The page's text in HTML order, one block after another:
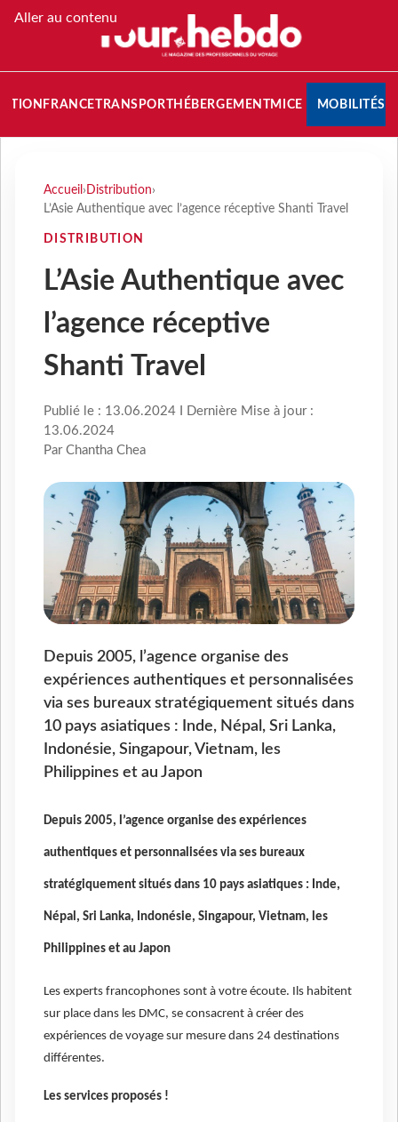
Aller au contenu
FRANCETRANSPORT HÉBERGEMENTMICE MOBILITÉS
Accueil › Distribution›
L’Asie Authentique avec l’agence réceptive Shanti Travel
DISTRIBUTION
L’Asie Authentique avec
l’agence réceptive
Shanti Travel
Publié le : 13.06.2024 I Dernière Mise à jour :
13.06.2024
Par Chantha Chea
Depuis 2005, l’agence organise des
expériences authentiques et personnalisées
via ses bureaux stratégiquement situés dans
10 pays asiatiques : Inde, Népal, Sri Lanka,
Indonésie, Singapour, Vietnam, les
Philippines et au Japon
Depuis 2005, l’agence organise des expériences
authentiques et personnalisées via ses bureaux
stratégiquement situés dans 10 pays asiatiques : Inde,
Népal, Sri Lanka, Indonésie, Singapour, Vietnam, les
Philippines et au Japon
Les experts francophones sont à votre écoute. Ils habitent
sur place dans les DMC, se consacrent à créer des
expériences de voyage sur mesure dans 24 destinations
différentes.
Les services proposés !